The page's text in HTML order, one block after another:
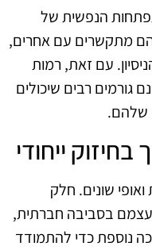
הנפשית של
מתקשרים עם אחרים,
עם זאת, רמות
גורמים רבים שיכולים
שלהם.
ייחודי
ואופי שונים. חלק
בסביבה חברתית,
נוספת כדי להתמודד